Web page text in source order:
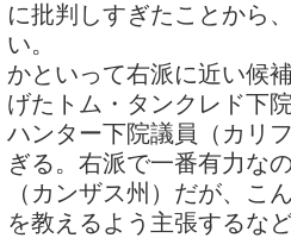
に批判しすぎたことから
い。
かといって右派に近い候
げたトム・タンクレド下
ハンター下院議員（カリ
ぎる。右派で一番有力な
（カンザス州）だが、こ
を教えるよう主張するな